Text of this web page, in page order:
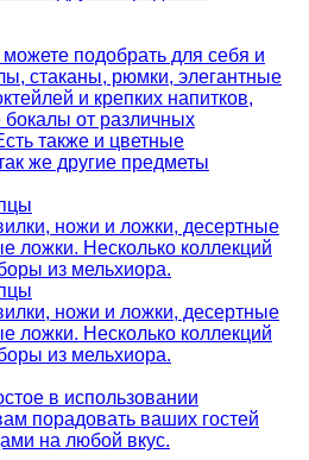
подобрать для себя и
стаканы, рюмки, элегантные
и крепких напитков,
бокалы от различных
также и цветные
же другие предметы
ножи и ложки, десертные
ложки. Несколько коллекций
из мельхиора.
ножи и ложки, десертные
ложки. Несколько коллекций
из мельхиора.
в использовании
порадовать ваших гостей
на любой вкус.